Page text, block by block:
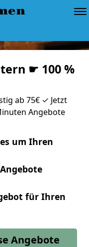
☛ 100 %
ab 75€ ✓ Jetzt
Angebote
um Ihren
für Ihren
Angebote